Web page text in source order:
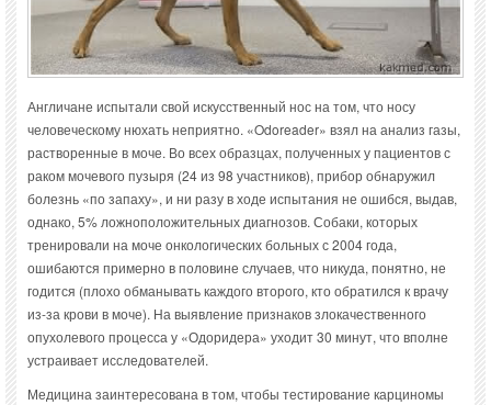
Англичане испытали свой искусственный нос на том, что носу
человеческому нюхать неприятно. «Odoreader» взял на анализ газы,
растворенные в моче. Во всех образцах, полученных у пациентов с
раком мочевого пузыря (24 из 98 участников), прибор обнаружил
болезнь «по запаху», и ни разу в ходе испытания не ошибся, выдав,
однако, 5% ложноположительных диагнозов. Собаки, которых
тренировали на моче онкологических больных с 2004 года,
ошибаются примерно в половине случаев, что никуда, понятно, не
годится (плохо обманывать каждого второго, кто обратился к врачу
из-за крови в моче). На выявление признаков злокачественного
опухолевого процесса у «Одоридера» уходит 30 минут, что вполне
устраивает исследователей.
Медицина заинтересована в том, чтобы тестирование карциномы